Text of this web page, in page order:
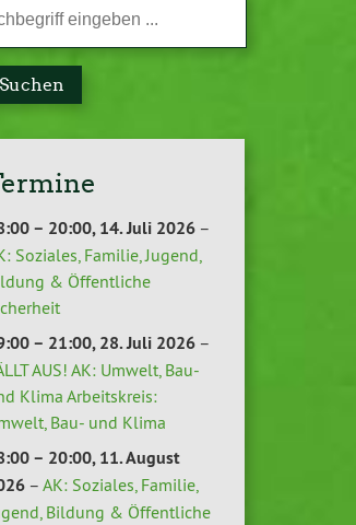
Suchen
– 20:00,14. Juli 2026–
Soziales, Familie, Jugend,
& Öffentliche
– 21:00,28. Juli 2026–
AUS! AK: Umwelt, Bau-
Klima Arbeitskreis:
Bau- und Klima
– 20:00,11. August
– AK: Soziales, Familie,
Bildung & Öffentliche